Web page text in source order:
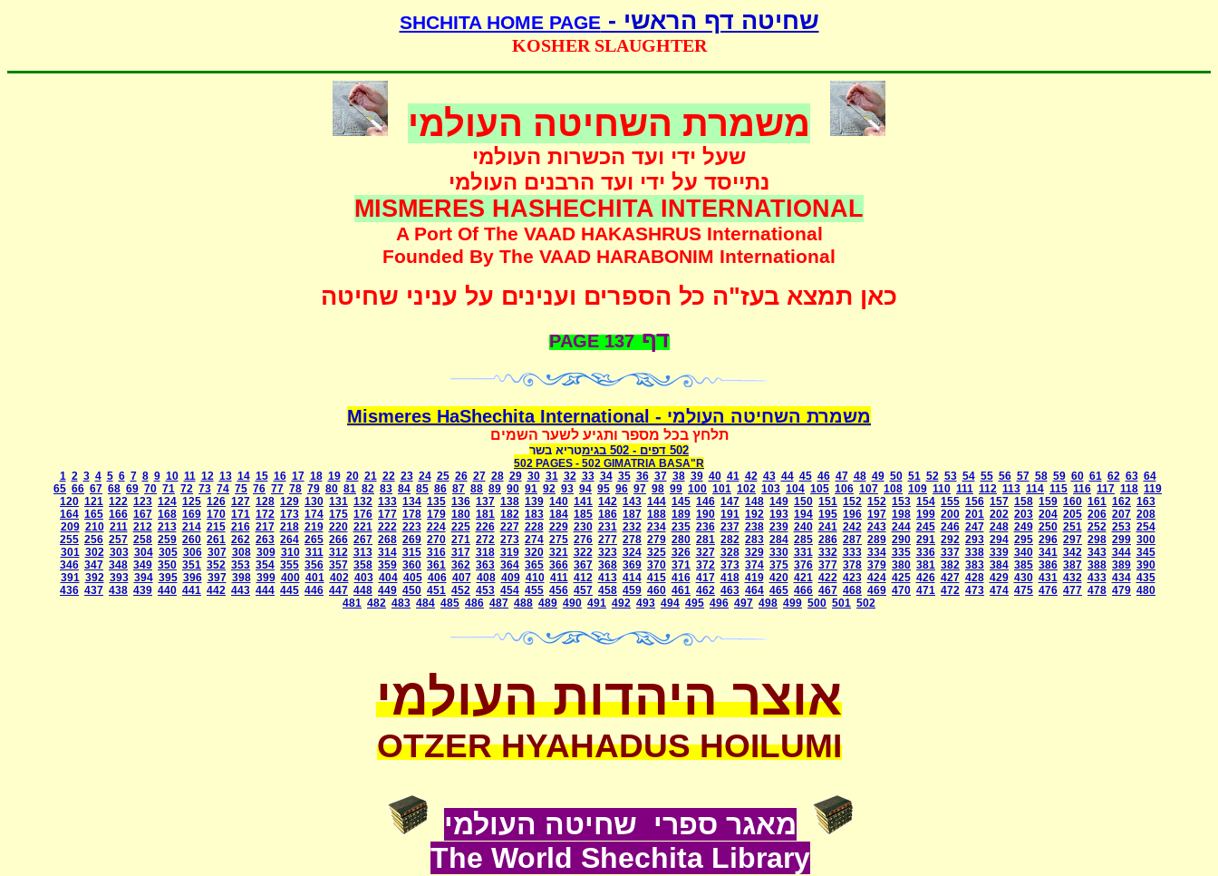
שחיטה דף הראשי -SHCHITA HOME PAGE
KOSHER SLAUGHTER
משמרת השחיטה העולמי
שעל ידי ועד הכשרות העולמי
נתייסד על ידי ועד הרבנים העולמי
MISMERES HASHECHITA INTERNATIONAL
A Port Of The VAAD HAKASHRUS International
Founded By The VAAD HARABONIM International
כאן תמצא בעז"ה כל הספרים וענינים על עניני שחיטה
דף 137
PAGE
משמרת השחיטה העולמי - Mismeres HaShechita International
תלחץ בכל מספר ותגיע לשער השמים
502 דפים - 502 בגימטריא בשר
502 PAGES - 502 GIMATRIA BASA"R
1 2 3 4 5 6 7 8 9 10 11 12 13 14 15 16 17 18 19 20 21 22 23 24 25 26 27 28 29 30 31 32 33 34 35 36 37 38 39 40 41 42 43 44 45 46 47 48 49 50 51 52 53 54 55 56 57 58 59 60 61 62 63 64
65 66 67 68 69 70 71 72 73 74 75 76 77 78 79 80 81 82 83 84 85 86 87 88 89 90 91 92 93 94 95 96 97 98 99 100 101 102 103 104 105 106 107 108 109 110 111 112 113 114 115 116 117 118 119
120 121 122 123 124 125 126 127 128 129 130 131 132 133 134 135 136 137 138 139 140 141 142 143 144 145 146 147 148 149 150 151 152 152 153 154 155 156 157 158 159 160 161 162 163
164 165 166 167 168 169 170 171 172 173 174 175 176 177 178 179 180 181 182 183 184 185 186 187 188 189 190 191 192 193 194 195 196 197 198 199 200 201 202 203 204 205 206 207 208
209 210 211 212 213 214 215 216 217 218 219 220 221 222 223 224 225 226 227 228 229 230 231 232 234 235 236 237 238 239 240 241 242 243 244 245 246 247 248 249 250 251 252 253 254
255 256 257 258 259 260 261 262 263 264 265 266 267 268 269 270 271 272 273 274 275 276 277 278 279 280 281 282 283 284 285 286 287 289 290 291 292 293 294 295 296 297 298 299 300
301 302 303 304 305 306 307 308 309 310 311 312 313 314 315 316 317 318 319 320 321 322 323 324 325 326 327 328 329 330 331 332 333 334 335 336 337 338 339 340 341 342 343 344 345
346 347 348 349 350 351 352 353 354 355 356 357 358 359 360 361 362 363 364 365 366 367 368 369 370 371 372 373 374 375 376 377 378 379 380 381 382 383 384 385 386 387 388 389 390
391 392 393 394 395 396 397 398 399 400 401 402 403 404 405 406 407 408 409 410 411 412 413 414 415 416 417 418 419 420 421 422 423 424 425 426 427 428 429 430 431 432 433 434 435
436 437 438 439 440 441 442 443 444 445 446 447 448 449 450 451 452 453 454 455 456 457 458 459 460 461 462 463 464 465 466 467 468 469 470 471 472 473 474 475 476 477 478 479 480
481 482 483 484 485 486 487 488 489 490 491 492 493 494 495 496 497 498 499 500 501 502
אוצר היהדות העולמי
OTZER HYAHADUS HOILUMI
מאגר ספרי שחיטה העולמי
The World Shechita Library